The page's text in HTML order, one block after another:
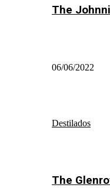
The
06/06/2022
Destilados
The